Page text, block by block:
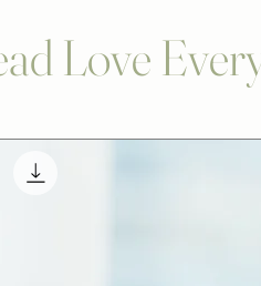
Love